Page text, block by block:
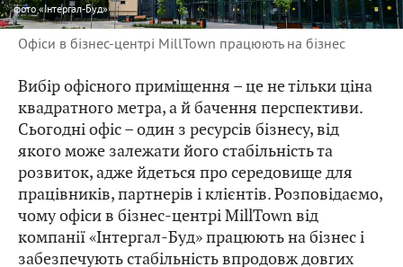
фото«Інтергал-Буд»
Офіси в бізнес-центрі MillTown працюють на бізнес
Вибір офісного приміщення – це не тільки ціна
квадратного метра, а й бачення перспективи.
Сьогодні офіс – один з ресурсів бізнесу, від
якого може залежати його стабільність та
розвиток, адже йдеться про середовище для
працівників, партнерів і клієнтів. Розповідаємо,
чому офіси в бізнес-центрі MillTown від
компанії «Інтергал-Буд» працюють на бізнес і
забезпечують стабільність впродовж довгих